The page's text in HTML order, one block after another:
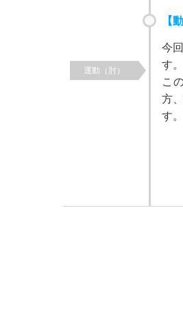
運動（肘）
【
今
す。
こ
方
す。